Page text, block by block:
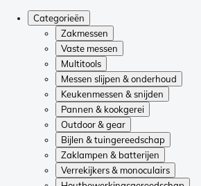
Categorieën
Zakmessen
Vaste messen
Multitools
Messen slijpen & onderhoud
Keukenmessen & snijden
Pannen & kookgerei
Outdoor & gear
Bijlen & tuingereedschap
Zaklampen & batterijen
Verrekijkers & monoculairs